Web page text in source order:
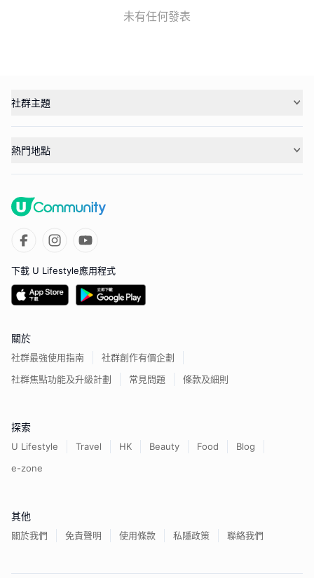
未有任何發表
社群主題
熱門地點
下載 U Lifestyle應用程式
關於
社群最強使用指南
社群創作有價企劃
社群焦點功能及升級計劃
常見問題 條款及細則
探索
U Lifestyle Travel HK Beauty Food
Blog
e-zone
其他
關於我們 免責聲明 使用條款 私隱政策 聯絡我們